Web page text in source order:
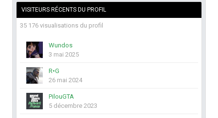
VISITEURS RÉCENTS DU PROFIL
35 176 visualisations du profil
Wundos
3 mai 2025
R•G
26 mai 2024
PilouGTA
5 décembre 2023